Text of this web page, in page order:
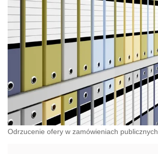
Odrzucenie ofery w zamówieniach publicznych